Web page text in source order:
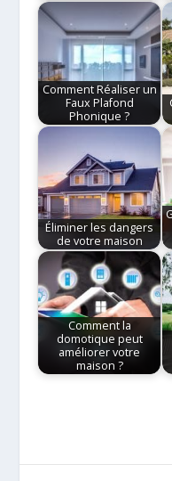
Comment Réaliser un
Faux Plafond
Phonique ?
Éliminer les dangers
de votre maison
Comment la
domotique peut
améliorer votre
maison ?